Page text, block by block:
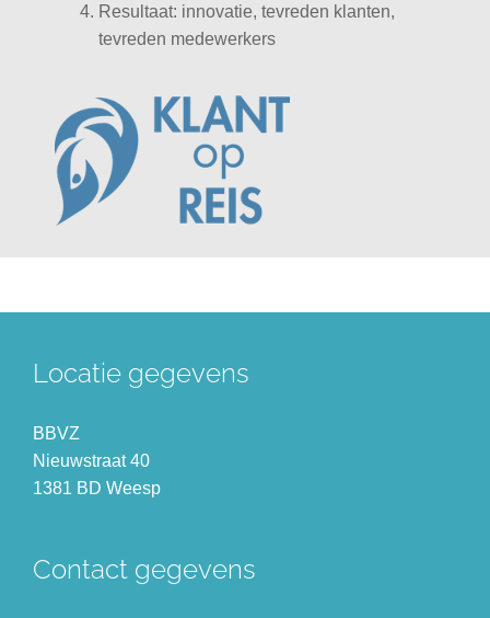
Resultaat: innovatie, tevreden klanten,
tevreden medewerkers
Locatie gegevens
BBVZ
Nieuwstraat 40
1381 BD Weesp
Contact gegevens